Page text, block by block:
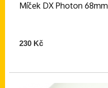
Míček DX Photon 68mm
230 Kč